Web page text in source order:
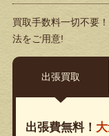
買取手数料一切不要！
法をご用意!
出張買取
出張費無料！